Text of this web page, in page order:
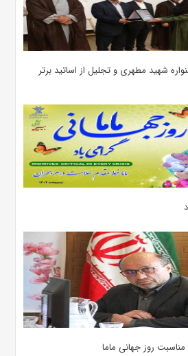
شهید مطهری و تجلیل از اساتید برتر
روز جهانی ماما